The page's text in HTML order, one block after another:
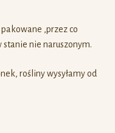
,przez co
stanie nie naruszonym.
rośliny wysyłamy od